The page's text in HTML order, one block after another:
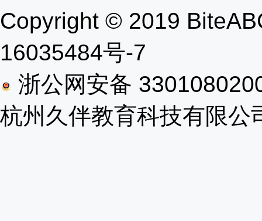
Copyright © 2019
16035484号-7
浙公网安备
杭州久伴教育科技有限公